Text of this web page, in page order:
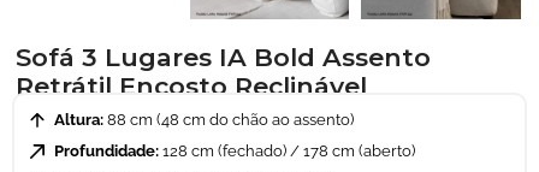
Sofá 3 Lugares IA Bold Assento
Retrátil Encosto Reclinável
Altura: 88 cm (48 cm do chão ao assento)
Profundidade: 128 cm (fechado) / 178 cm (aberto)